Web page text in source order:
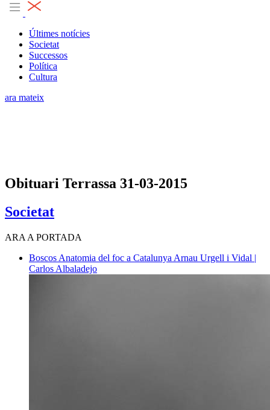
Últimes notícies
Societat
Successos
Política
Cultura
ara mateix
Obituari Terrassa 31-03-2015
Societat
ARA A PORTADA
Boscos Anatomia del foc a Catalunya Arnau Urgell i Vidal |
Carlos Albaladejo